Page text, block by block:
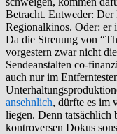
Betracht. Entweder: Der
Regionalkinos. Oder: er
Da die Streuung von
vorgestern zwar nicht
Sendeanstalten co-
auch nur im
ansehnlich, dürfte es im
liegen. Denn tatsächlich
kontroversen Dokus